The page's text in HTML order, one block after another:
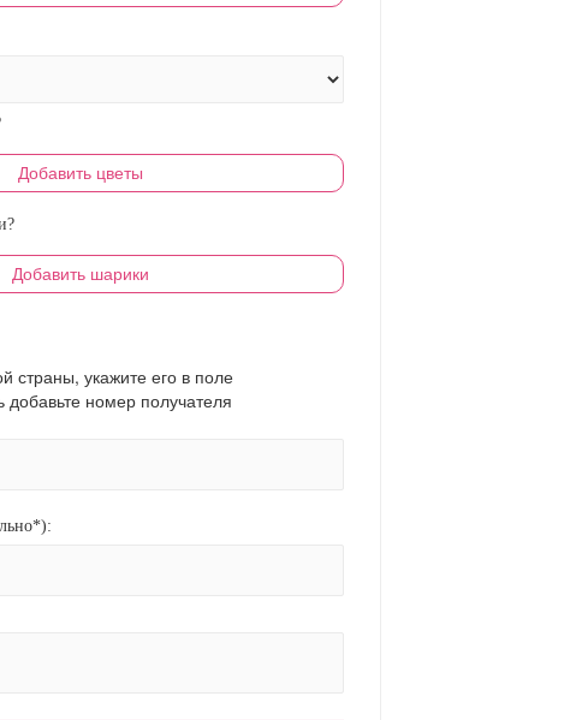
Добавить цветы
Добавить шарики
страны, укажите его в поле
номер получателя